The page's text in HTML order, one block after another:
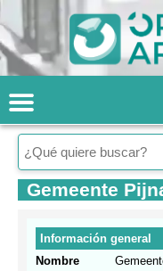
Gemeente
Información general
Nombre